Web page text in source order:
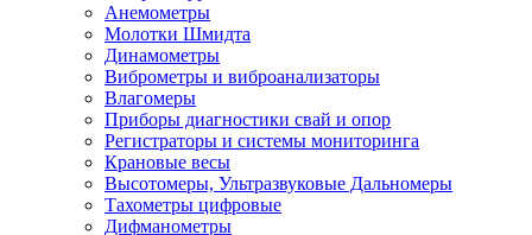
Анемометры
Молотки Шмидта
Динамометры
Виброметры и виброанализаторы
Влагомеры
Приборы диагностики свай и опор
Регистраторы и системы мониторинга
Крановые весы
Высотомеры, Ультразвуковые Дальномеры
Тахометры цифровые
Дифманометры